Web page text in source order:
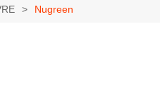
Nugreen